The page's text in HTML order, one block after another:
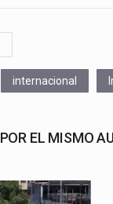
internacional
POR EL MISMO